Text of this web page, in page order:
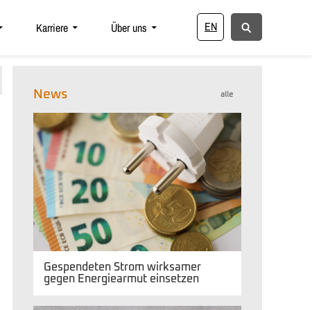
EN
Karriere Über uns
alle
News
Gespendeten Strom wirksamer
gegen Energiearmut einsetzen